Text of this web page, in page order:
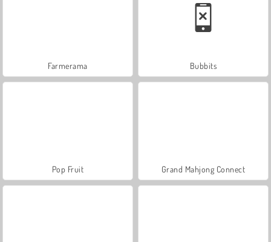
Farmerama Bubbits
Pop Fruit Grand Mahjong Connect